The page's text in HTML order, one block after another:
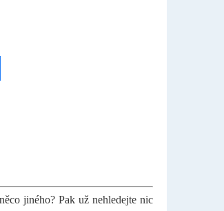
jiného? Pak už nehledejte nic